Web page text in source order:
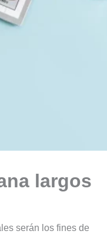
largos
serán los fines de